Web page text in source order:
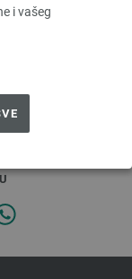
i vašeg